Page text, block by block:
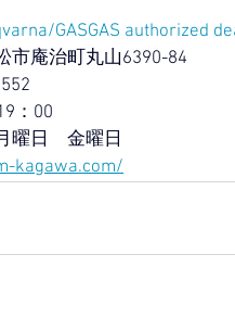
GASGAS authorized
市庵治町丸山6390-84
：00
曜日　金曜日
kagawa.com/